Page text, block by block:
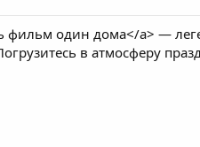
фильм один дома</a> —
в атмосферу